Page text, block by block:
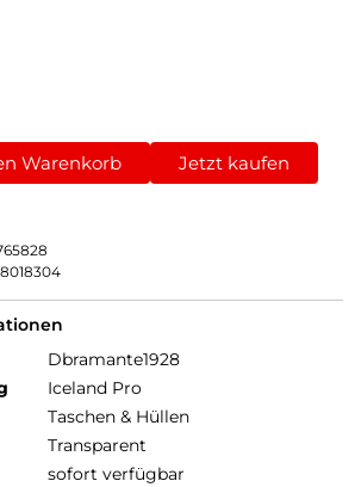
Warenkorb Jetzt kaufen
Dbramante1928
Iceland Pro
Taschen & Hüllen
Transparent
sofort verfügbar